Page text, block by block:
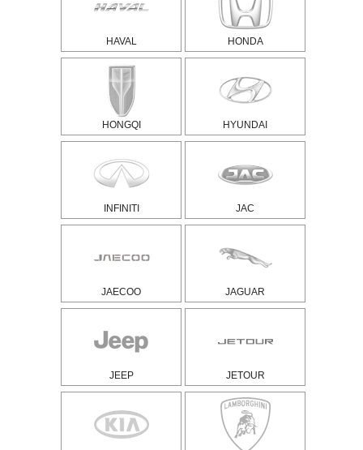
HAVAL HONDA
HONGQI HYUNDAI
INFINITI JAC
JAECOO JAGUAR
JEEP JETOUR